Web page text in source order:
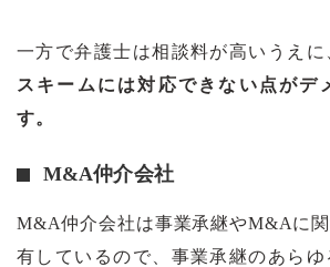
一方で弁護士は相談料が高いうえに
スキームには対応できない点がデ
す。
M&A仲介会社
M&A仲介会社は事業承継やM&Aに
有しているので、事業承継のあら